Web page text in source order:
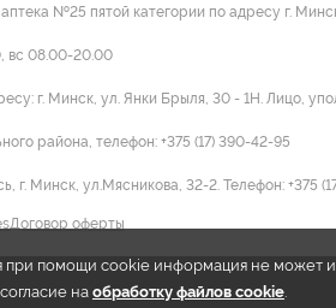
№25 пятой категории по адресу г.
вс 08.00-20.00
г. Минск, ул. Янки Брыля, 30 - 1Н. Лицо,
района, телефон: +375 (17) 390-42-95
г. Минск, ул.Мясникова, 32-2. Телефон: +375
Договор оферты
при помощи cookie информация не может
на обработку файлов cookie.